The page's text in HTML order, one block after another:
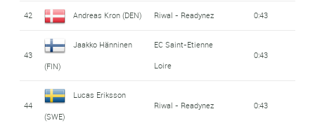
42 Andreas Kron (DEN) Riwal - Readynez 0:43
43
Jaakko Hänninen
(FIN)
EC Saint-Etienne
Loire
0:43
44
Lucas Eriksson
(SWE)
Riwal - Readynez 0:43